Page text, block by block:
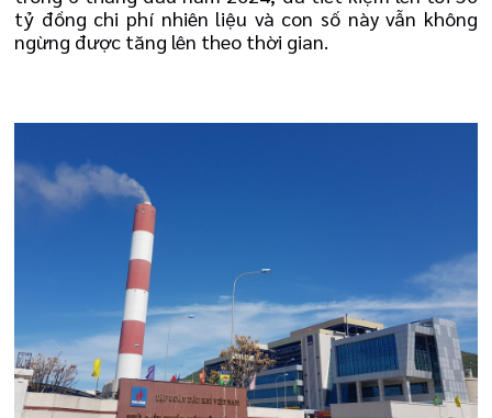
tỷ đồng chi phí nhiên liệu và con số này vẫn không
ngừng được tăng lên theo thời gian.